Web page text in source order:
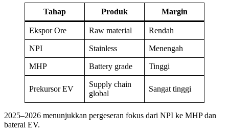
Tahap Produk Margin
Ekspor Ore Raw material Rendah
NPI Stainless Menengah
MHP Battery grade Tinggi
Prekursor EV
Supply chain
global
Sangat tinggi
2025–2026 menunjukkan pergeseran fokus dari NPI ke MHP dan
baterai EV.